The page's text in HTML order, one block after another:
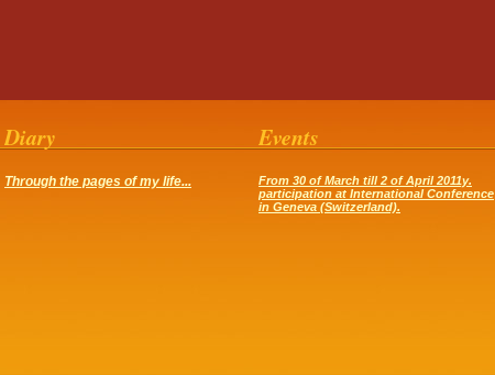
Diary
Through the pages of my life...
Events
From 30 of March till 2 of April 2011y.
participation at International Conference
in Geneva (Switzerland).